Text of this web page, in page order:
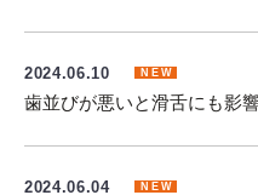
2024.06.10
歯並びが悪いと滑舌にも影
2024.06.04